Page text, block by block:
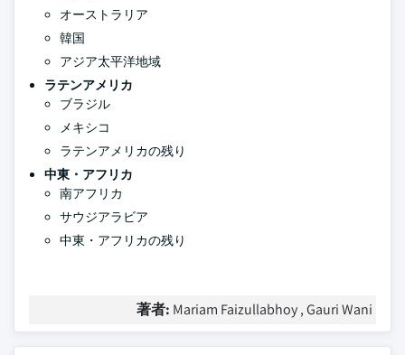
オーストラリア
韓国
アジア太平洋地域
ラテンアメリカ
ブラジル
メキシコ
ラテンアメリカの残り
中東・アフリカ
南アフリカ
サウジアラビア
中東・アフリカの残り
著者: Mariam Faizullabhoy , Gauri Wani